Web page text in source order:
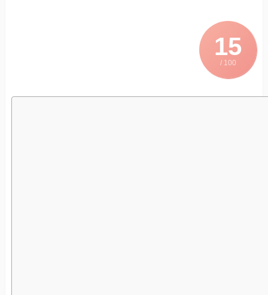
15
/ 100